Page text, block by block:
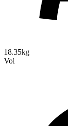
18.35kg
Vol